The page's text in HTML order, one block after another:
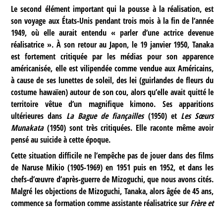
Le second élément important qui la pousse à la réalisation, est
son voyage aux États-Unis pendant trois mois à la fin de l’année
1949, où elle aurait entendu « parler d’une actrice devenue
réalisatrice ». À son retour au Japon, le 19 janvier 1950, Tanaka
est fortement critiquée par les médias pour son apparence
américanisée, elle est vilipendée comme vendue aux Américains,
à cause de ses lunettes de soleil, des lei (guirlandes de fleurs du
costume hawaïen) autour de son cou, alors qu’elle avait quitté le
territoire vêtue d’un magnifique kimono. Ses apparitions
ultérieures dans La Bague de fiançailles(1950) et Les Sœurs
Munakata(1950) sont très critiquées. Elle raconte même avoir
pensé au suicide à cette époque.
Cette situation difficile ne l’empêche pas de jouer dans des films
de Naruse Mikio (1905-1969) en 1951 puis en 1952, et dans les
chefs-d’œuvre d’après-guerre de Mizoguchi, que nous avons cités.
Malgré les objections de Mizoguchi, Tanaka, alors âgée de 45 ans,
commence sa formation comme assistante réalisatrice surFrère et